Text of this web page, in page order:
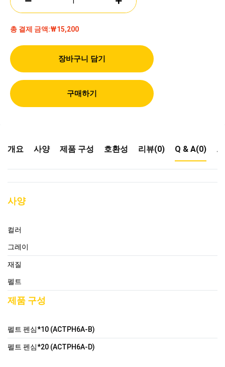
총 결제 금액:₩15,200
장바구니 담기
구매하기
개요 사양 제품 구성 호환성 리뷰(0) Q & A(0)
사양
컬러
그레이
재질
펠트
제품 구성
펠트 펜심*10 (ACTPH6A-B)
펠트 펜심*20 (ACTPH6A-D)